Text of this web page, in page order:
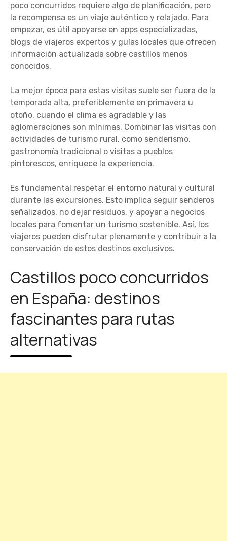
poco concurridos requiere algo de planificación, pero
la recompensa es un viaje auténtico y relajado. Para
empezar, es útil apoyarse en apps especializadas,
blogs de viajeros expertos y guías locales que ofrecen
información actualizada sobre castillos menos
conocidos.
La mejor época para estas visitas suele ser fuera de la
temporada alta, preferiblemente en primavera u
otoño, cuando el clima es agradable y las
aglomeraciones son mínimas. Combinar las visitas con
actividades de turismo rural, como senderismo,
gastronomía tradicional o visitas a pueblos
pintorescos, enriquece la experiencia.
Es fundamental respetar el entorno natural y cultural
durante las excursiones. Esto implica seguir senderos
señalizados, no dejar residuos, y apoyar a negocios
locales para fomentar un turismo sostenible. Así, los
viajeros pueden disfrutar plenamente y contribuir a la
conservación de estos destinos exclusivos.
Castillos poco concurridos
en España: destinos
fascinantes para rutas
alternativas